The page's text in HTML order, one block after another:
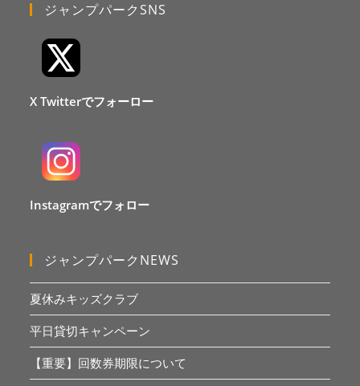
ジャンプパークSNS
X Twitterでフォーロー
Instagramでフォロー
ジャンプパークNEWS
夏休みキッズクラブ
平日貸切キャンペーン
【重要】回数券期限について